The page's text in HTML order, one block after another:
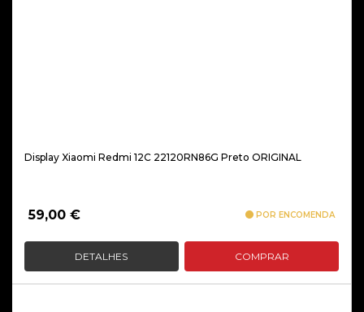
Display Xiaomi Redmi 12C 22120RN86G Preto ORIGINAL
59,00 € POR ENCOMENDA
DETALHES COMPRAR